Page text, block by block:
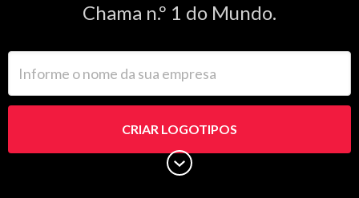
Chama n.º 1 do Mundo.
CRIAR LOGOTIPOS